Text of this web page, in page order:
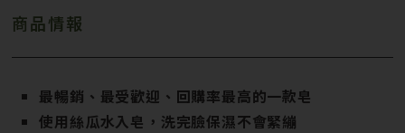
商品情報
最暢銷、最受歡迎、回購率最高的一款皂
使用絲瓜水入皂，洗完臉保濕不會緊繃